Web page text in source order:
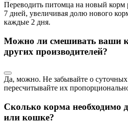
Переводить питомца на новый корм
7 дней, увеличивая долю нового
каждые 2 дня.
Можно ли смешивать ваши
других производителей?
Да, можно. Не забывайте о
пересчитывайте их
Сколько корма необходимо
или кошке?